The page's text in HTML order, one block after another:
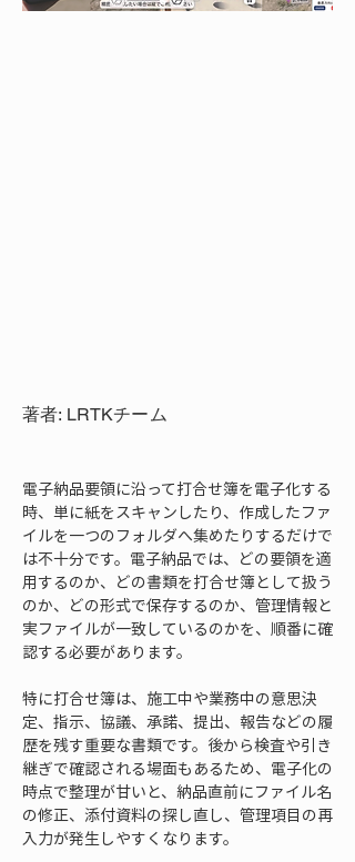
著者: LRTKチーム
電子納品要領に沿って打合せ簿を電子化する
時、単に紙をスキャンしたり、作成したファ
イルを一つのフォルダへ集めたりするだけで
は不十分です。電子納品では、どの要領を適
用するのか、どの書類を打合せ簿として扱う
のか、どの形式で保存するのか、管理情報と
実ファイルが一致しているのかを、順番に確
認する必要があります。
特に打合せ簿は、施工中や業務中の意思決
定、指示、協議、承諾、提出、報告などの履
歴を残す重要な書類です。後から検査や引き
継ぎで確認される場面もあるため、電子化の
時点で整理が甘いと、納品直前にファイル名
の修正、添付資料の探し直し、管理項目の再
入力が発生しやすくなります。